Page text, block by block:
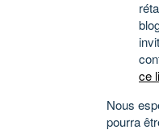
ce
Nous
pourra